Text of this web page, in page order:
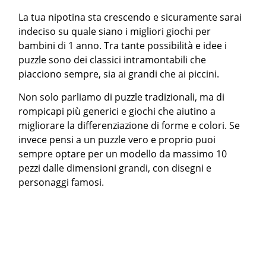
La tua nipotina sta crescendo e sicuramente sarai
indeciso su quale siano i migliori giochi per
bambini di 1 anno. Tra tante possibilità e idee i
puzzle sono dei classici intramontabili che
piacciono sempre, sia ai grandi che ai piccini.
Non solo parliamo di puzzle tradizionali, ma di
rompicapi più generici e giochi che aiutino a
migliorare la differenziazione di forme e colori. Se
invece pensi a un puzzle vero e proprio puoi
sempre optare per un modello da massimo 10
pezzi dalle dimensioni grandi, con disegni e
personaggi famosi.